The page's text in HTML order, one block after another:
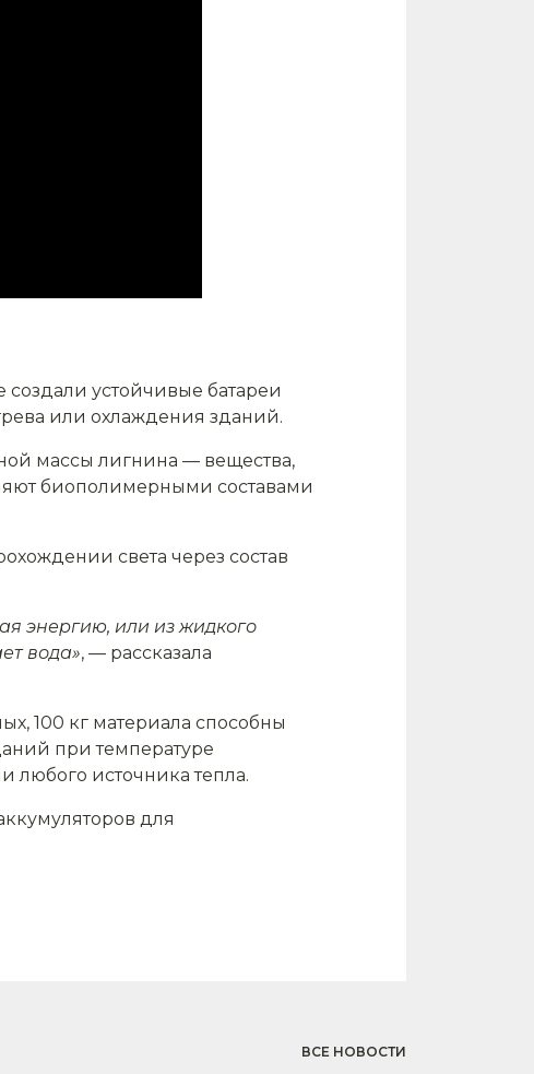
создали устойчивые батареи
или охлаждения зданий.
массы лигнина — вещества,
биополимерными составами
света через состав
энергию, или из жидкого
вода», — рассказала
100 кг материала способны
при температуре
источника тепла.
для
ВСЕ НОВОСТИ